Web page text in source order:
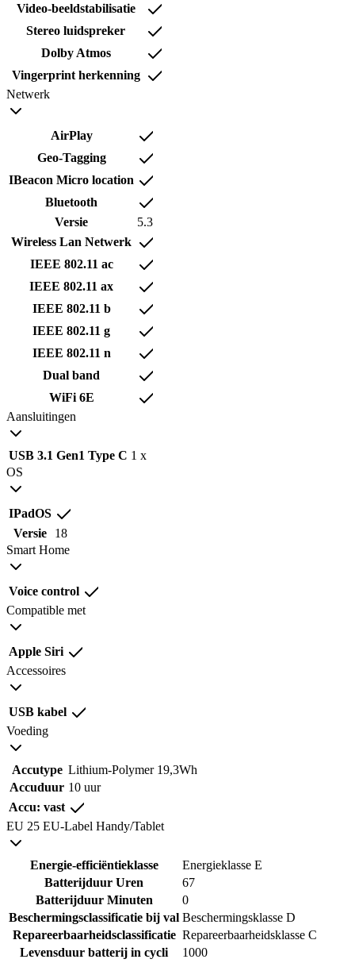
Video-beeldstabilisatie
Stereo luidspreker
Dolby Atmos
Vingerprint herkenning
Netwerk
AirPlay
Geo-Tagging
IBeacon Micro location
Bluetooth
Versie
5.3
Wireless Lan Netwerk
IEEE 802.11 ac
IEEE 802.11 ax
IEEE 802.11 b
IEEE 802.11 g
IEEE 802.11 n
Dual band
WiFi 6E
Aansluitingen
USB 3.1 Gen1 Type C 1 x
OS
IPadOS
Versie
18
Smart Home
Voice control
Compatible met
Apple Siri
Accessoires
USB kabel
Voeding
Accutype Lithium-Polymer 19,3Wh
Accuduur 10 uur
Accu: vast
EU 25 EU-Label Handy/Tablet
Energie-efficiëntieklasse
Energieklasse E
Batterijduur Uren
67
Batterijduur Minuten
0
Beschermingsclassificatie bij val Beschermingsklasse D
Repareerbaarheidsclassificatie Repareerbaarheidsklasse C
Levensduur batterij in cycli
1000